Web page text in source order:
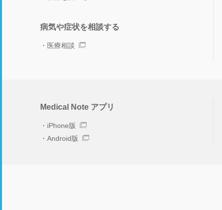
病気や症状を相談する
医療相談
Medical Note アプリ
iPhone版
Android版